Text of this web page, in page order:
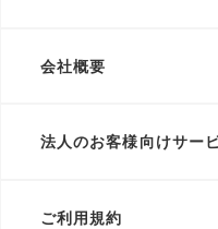
会社概要
法人のお客様向けサー
ご利用規約